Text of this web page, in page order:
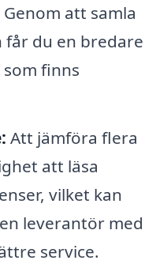
att samla
du en bredare
finns
Att jämföra flera
att läsa
vilket kan
leverantör med
service.